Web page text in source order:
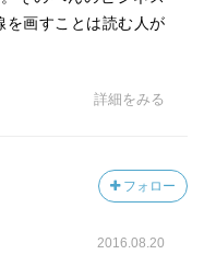
を画すことは読む人が
詳細をみる
フォロー
2016.08.20